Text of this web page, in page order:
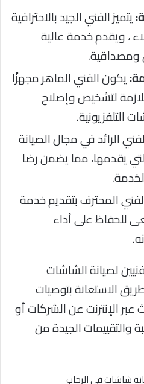
يتميز الفني الجيد بالاحترافية
، ويقدم خدمة عالية
يكون الفني الماهر مجهزًا
لتشخيص وإصلاح
الرائد في مجال الصيانة
يقدمها، مما يضمن رضا
المحترف بتقديم خدمة
للحفاظ على أداء
لصيانة الشاشات
الاستعانة بتوصيات
عبر الإنترنت عن الشركات أو
والتقييمات الجيدة من